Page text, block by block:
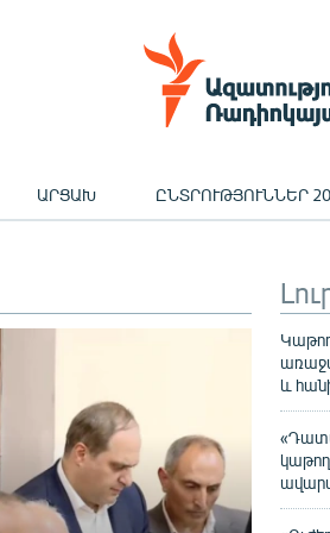
ԱՐՑԱԽ ԸՆՏՐՈՒԹՅՈՒՆՆԵՐ
և